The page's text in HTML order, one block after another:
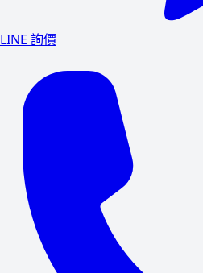
LINE 詢價